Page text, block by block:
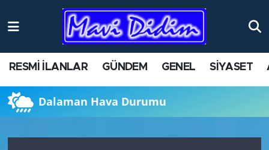
RESMİ İLANLAR GÜNDEM GENEL SİYASET
Dalaman Hava Durumu
ANTİK YERLER
AYDIN
BİLİM VE TEKNOLOJİ
Nöbetçi Eczaneler
Namaz Vakitleri
Trafik Durumu